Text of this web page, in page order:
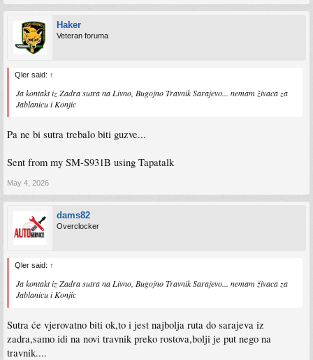
Haker
Veteran foruma
Qler said: ↑
Ja kontakt iz Zadra sutra na Livno, Bugojno Travnik Sarajevo... nemam živaca za
Jablanicu i Konjic
Pa ne bi sutra trebalo biti guzve...
Sent from my SM-S931B using Tapatalk
May 4, 2026
dams82
Overclocker
Qler said: ↑
Ja kontakt iz Zadra sutra na Livno, Bugojno Travnik Sarajevo... nemam živaca za
Jablanicu i Konjic
Sutra će vjerovatno biti ok,to i jest najbolja ruta do sarajeva iz
zadra,samo idi na novi travnik preko rostova,bolji je put nego na
travnik....